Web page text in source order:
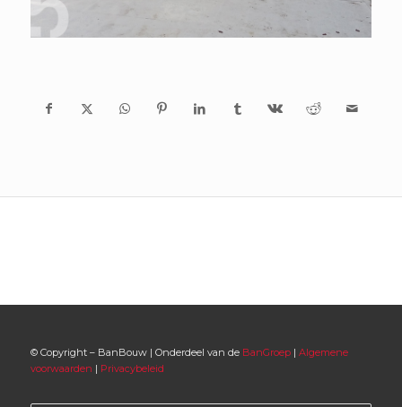
© Copyright – BanBouw | Onderdeel van de BanGroep| Algemene
voorwaarden | Privacybeleid